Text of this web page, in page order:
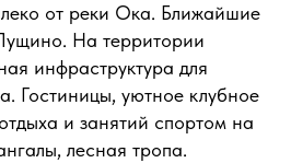
от реки Ока. Ближайшие
На территории
инфраструктура для
Гостиницы, уютное клубное
и занятий спортом на
лесная тропа.